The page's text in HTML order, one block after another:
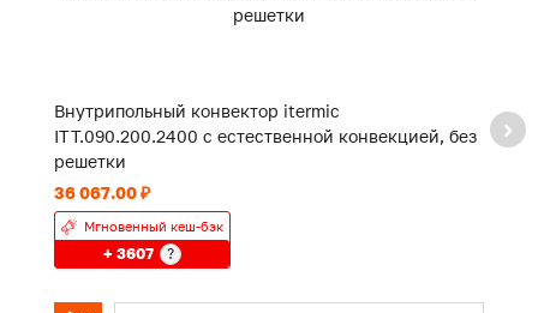
Внутрипольный конвектор itermic
ITT.090.200.2400 с естественной конвекцией, без
решетки
36 067.00 ₽
Мгновенный кеш-бэк
+ 3607 ?